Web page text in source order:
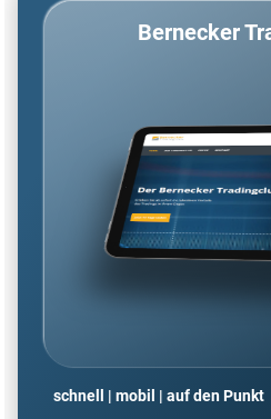
Bernecker
schnell | mobil | auf den Punkt